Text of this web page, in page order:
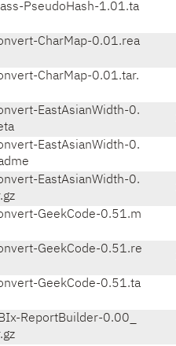
PseudoHash-1.01.ta
CharMap-0.01.rea
CharMap-0.01.tar.
EastAsianWidth-0.
EastAsianWidth-0.
EastAsianWidth-0.
GeekCode-0.51.m
GeekCode-0.51.re
GeekCode-0.51.ta
ReportBuilder-0.00_